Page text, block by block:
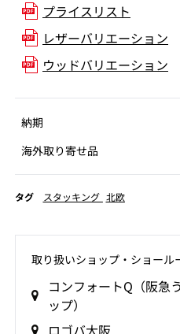
プライスリスト
レザーバリエーション
ウッドバリエーション
納期
海外取り寄せ品
タグ スタッキング 北欧
取り扱いショップ‧ショール
コンフォートQ（阪急
ップ）
ロゴバ大阪